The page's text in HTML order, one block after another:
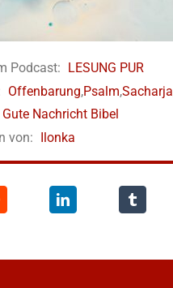
Podcast: LESUNG PUR
Offenbarung,Psalm,Sacharja
Gute Nachricht Bibel
von:
Ilonka